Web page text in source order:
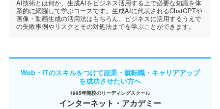
AI技術とは何か、生成AIをビジネス活用する上で必要な知識を体
系的に網羅して学ぶコースです。生成AIに代表されるChatGPTや
画像・動画生成の活用法はもちろん、ビジネスに活用するうえで
の失敗事例やリスクとその対処法までを学ぶことができます。
Web・ITのスキルをつけて副業・就転職・キャリアアップ
を成功させたい方へ
1995年開校のリーディングスクール
インターネット・アカデミー